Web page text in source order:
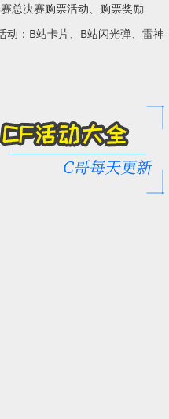
总决赛购票活动、购票奖励
动：B站卡片、B站闪光弹、雷神-